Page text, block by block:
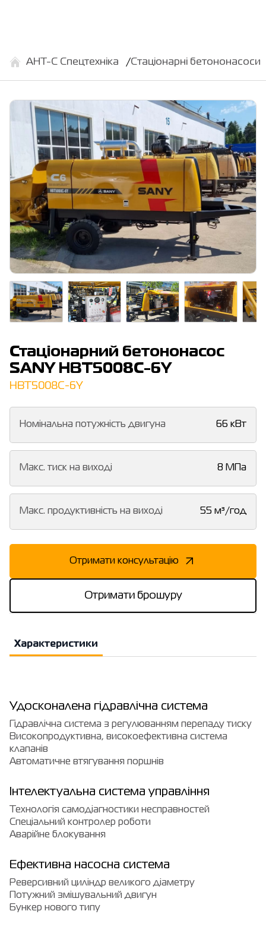
АНТ-С Спецтехніка Стаціонарні бетононасоси
Стаціонарний бетононасос
SANY HBT5008C-6Y
HBT5008C-6Y
Номінальна потужність двигуна 66 кВт
Макс. тиск на виході 8 МПа
Макс. продуктивність на виході 55 м³/год
Отримати консультацію
Отримати брошуру
Характеристики
Удосконалена гідравлічна система
Гідравлічна система з регулюванням перепаду тиску
Високопродуктивна, високоефективна система
клапанів
Автоматичне втягування поршнів
Інтелектуальна система управління
Технологія самодіагностики несправностей
Спеціальний контролер роботи
Аварійне блокування
Ефективна насосна система
Реверсивний циліндр великого діаметру
Потужний змішувальний двигун
Бункер нового типу